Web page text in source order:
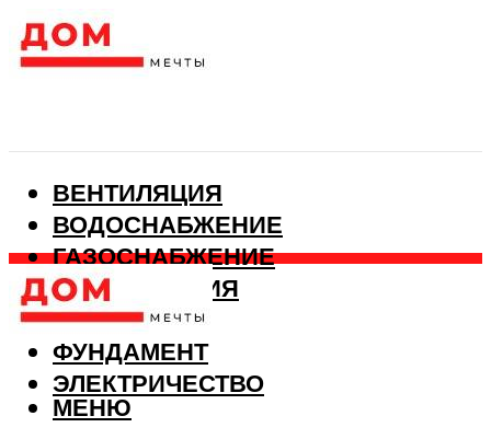
ВЕНТИЛЯЦИЯ
ВОДОСНАБЖЕНИЕ
ГАЗОСНАБЖЕНИЕ
КАНАЛИЗАЦИЯ
ОТОПЛЕНИЕ
ФУНДАМЕНТ
ЭЛЕКТРИЧЕСТВО
МЕНЮ